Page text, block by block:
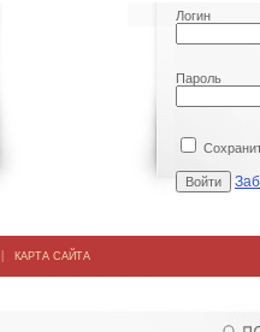
Логин
Пароль
| КАРТА САЙТА